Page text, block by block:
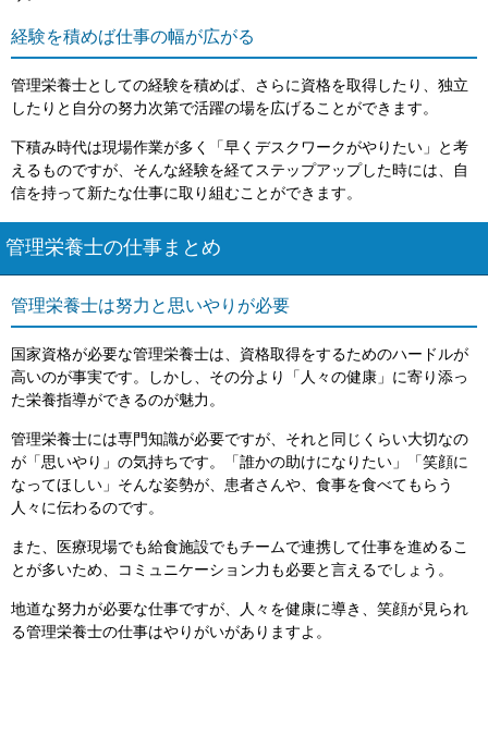
経験を積めば仕事の幅が広がる
管理栄養士としての経験を積めば、さらに資格を取得したり、独立
したりと自分の努力次第で活躍の場を広げることができます。
下積み時代は現場作業が多く「早くデスクワークがやりたい」と考
えるものですが、そんな経験を経てステップアップした時には、自
信を持って新たな仕事に取り組むことができます。
管理栄養士の仕事まとめ
管理栄養士は努力と思いやりが必要
国家資格が必要な管理栄養士は、資格取得をするためのハードルが
高いのが事実です。しかし、その分より「人々の健康」に寄り添っ
た栄養指導ができるのが魅力。
管理栄養士には専門知識が必要ですが、それと同じくらい大切なの
が「思いやり」の気持ちです。「誰かの助けになりたい」「笑顔に
なってほしい」そんな姿勢が、患者さんや、食事を食べてもらう
人々に伝わるのです。
また、医療現場でも給食施設でもチームで連携して仕事を進めるこ
とが多いため、コミュニケーション力も必要と言えるでしょう。
地道な努力が必要な仕事ですが、人々を健康に導き、笑顔が見られ
る管理栄養士の仕事はやりがいがありますよ。